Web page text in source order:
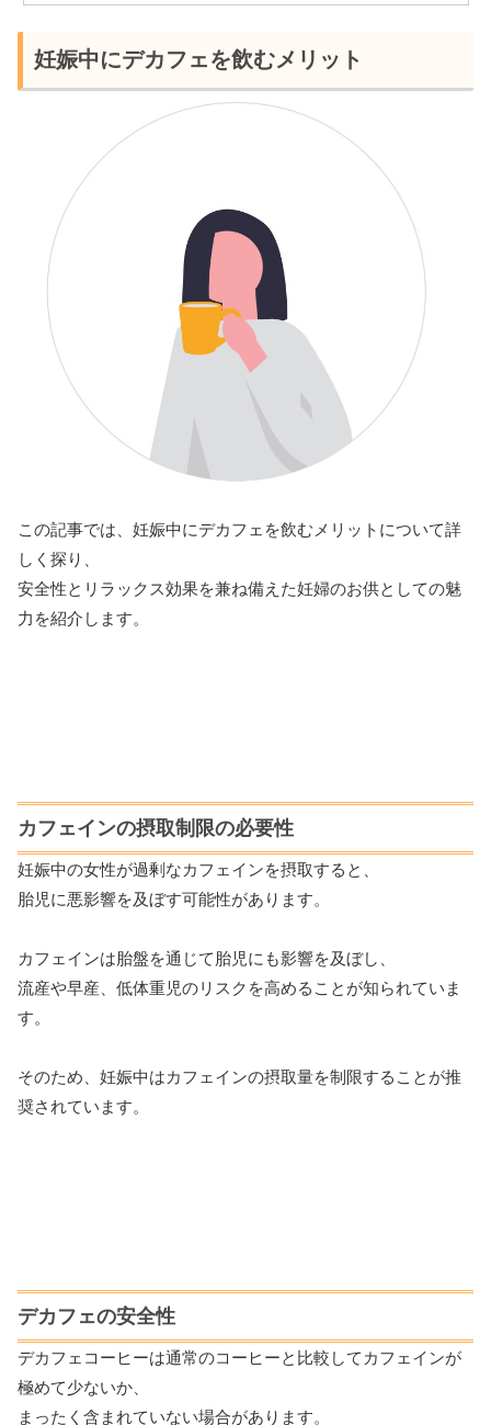
妊娠中にデカフェを飲むメリット
この記事では、妊娠中にデカフェを飲むメリットについて詳
しく探り、
安全性とリラックス効果を兼ね備えた妊婦のお供としての魅
力を紹介します。
カフェインの摂取制限の必要性
妊娠中の女性が過剰なカフェインを摂取すると、
胎児に悪影響を及ぼす可能性があります。
カフェインは胎盤を通じて胎児にも影響を及ぼし、
流産や早産、低体重児のリスクを高めることが知られていま
す。
そのため、妊娠中はカフェインの摂取量を制限することが推
奨されています。
デカフェの安全性
デカフェコーヒーは通常のコーヒーと比較してカフェインが
極めて少ないか、
まったく含まれていない場合があります。